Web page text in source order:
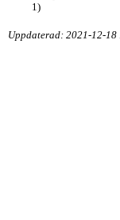
1)
Uppdaterad: 2021-12-18